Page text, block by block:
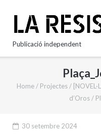
content
Publicació independent
Home / Projectes /
d’Oros /
30 setembre 2024